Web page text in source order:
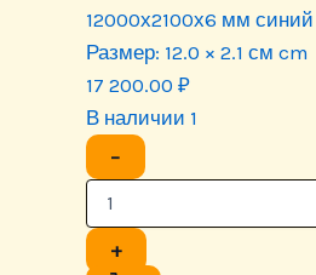
12000х2100х6 мм синий
Размер: 12.0 × 2.1 см cm
17 200.00 ₽
В наличии 1
−
+